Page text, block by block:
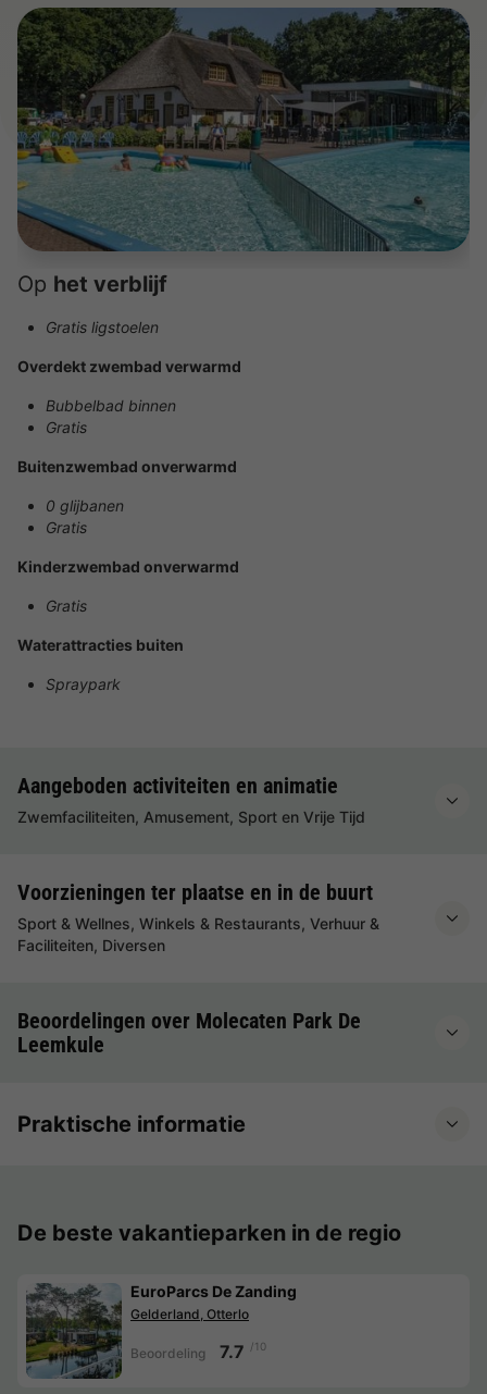
Op het verblijf
Gratis ligstoelen
Overdekt zwembad verwarmd
Bubbelbad binnen
Gratis
Buitenzwembad onverwarmd
0 glijbanen
Gratis
Kinderzwembad onverwarmd
Gratis
Waterattracties buiten
Spraypark
Aangeboden activiteiten en animatie
Zwemfaciliteiten, Amusement, Sport en Vrije Tijd
Voorzieningen ter plaatse en in de buurt
Sport & Wellnes, Winkels & Restaurants, Verhuur &
Faciliteiten, Diversen
Beoordelingen over Molecaten Park De
Leemkule
Praktische informatie
De beste vakantieparken in de regio
EuroParcs De Zanding
Gelderland, Otterlo
Beoordeling 7.7 /10